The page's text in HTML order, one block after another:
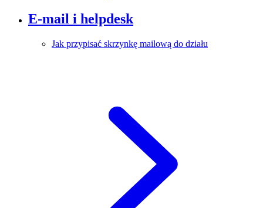
E-mail i helpdesk
Jak przypisać skrzynkę mailową do działu